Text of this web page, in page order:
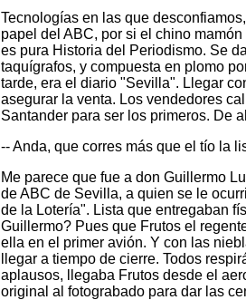
Tecnologías en las que
papel del ABC, por si el chino
es pura Historia del Periodismo. Se
taquígrafos, y compuesta en plomo
tarde, era el diario "Sevilla". Llegar
asegurar la venta. Los vendedores
Santander para ser los primeros. De
-- Anda, que corres más que el tío la
Me parece que fue a don Guillermo
de ABC de Sevilla, a quien se le
de la Lotería". Lista que entregaban
Guillermo? Pues que Frutos el
ella en el primer avión. Y con las
llegar a tiempo de cierre. Todos
aplausos, llegaba Frutos desde el
original al fotograbado para dar las